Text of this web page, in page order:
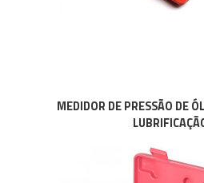
MEDIDOR DE PRESSÃO DE